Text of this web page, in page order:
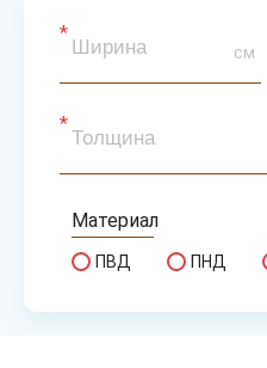
см
Материал
ПВД ПНД